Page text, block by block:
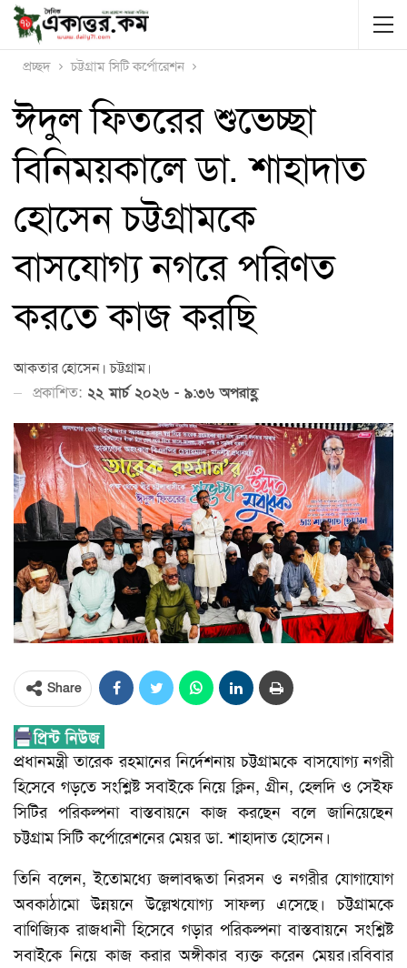
প্রচ্ছদ চট্টগ্রাম সিটি কর্পোরেশন
ঈদুল ফিতরের শুভেচ্ছা
বিনিময়কালে ডা. শাহাদাত
হোসেন চট্টগ্রামকে
বাসযোগ্য নগরে পরিণত
করতে কাজ করছি
আকতার হোসেন। চট্টগ্রাম।
প্রকাশিত: ২২ মার্চ ২০২৬ - ৯:৩৬ অপরাহ্ণ
Share
প্রধানমন্ত্রী তারেক রহমানের নির্দেশনায় চট্টগ্রামকে বাসযোগ্য নগরী
হিসেবে গড়তে সংশ্লিষ্ট সবাইকে নিয়ে ক্লিন, গ্রীন, হেলদি ও সেইফ
সিটির পরিকল্পনা বাস্তবায়নে কাজ করছেন বলে জানিয়েছেন
চট্টগ্রাম সিটি কর্পোরেশনের মেয়র ডা. শাহাদাত হোসেন।
তিনি বলেন, ইতোমধ্যে জলাবদ্ধতা নিরসন ও নগরীর যোগাযোগ
অবকাঠামো উন্নয়নে উল্লেখযোগ্য সাফল্য এসেছে। চট্টগ্রামকে
বাণিজ্যিক রাজধানী হিসেবে গড়ার পরিকল্পনা বাস্তবায়নে সংশ্লিষ্ট
সবাইকে নিয়ে কাজ করার অঙ্গীকার ব্যক্ত করেন মেয়র।রবিবার